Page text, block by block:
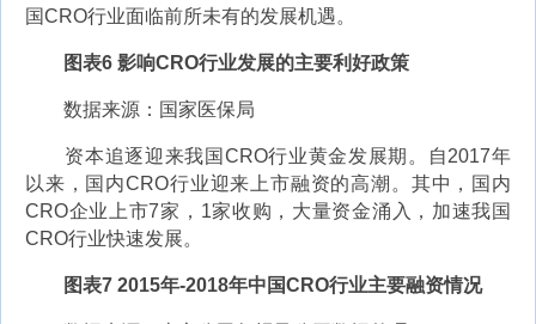
国CRO行业面临前所未有的发展机遇。
图表6 影响CRO行业发展的主要利好政策
数据来源：国家医保局
资本追逐迎来我国CRO行业黄金发展期。自2017年
以来，国内CRO行业迎来上市融资的高潮。其中，国内
CRO企业上市7家，1家收购，大量资金涌入，加速我国
CRO行业快速发展。
图表7 2015年-2018年中国CRO行业主要融资情况